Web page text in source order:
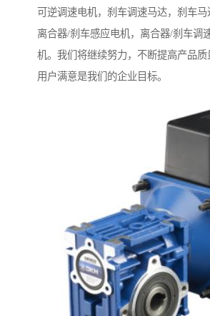
可逆调速电机，刹车调速马达，刹车马
离合器/刹车感应电机，离合器/刹车调
机。我们将继续努力，不断提高产品质
用户满意是我们的企业目标。